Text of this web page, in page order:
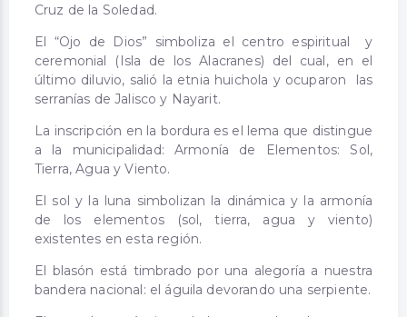
Cruz de la Soledad.
El “Ojo de Dios” simboliza el centro espiritual y
ceremonial (Isla de los Alacranes) del cual, en el
último diluvio, salió la etnia huichola y ocuparon las
serranías de Jalisco y Nayarit.
La inscripción en la bordura es el lema que distingue
a la municipalidad: Armonía de Elementos: Sol,
Tierra, Agua y Viento.
El sol y la luna simbolizan la dinámica y la armonía
de los elementos (sol, tierra, agua y viento)
existentes en esta región.
El blasón está timbrado por una alegoría a nuestra
bandera nacional: el águila devorando una serpiente.